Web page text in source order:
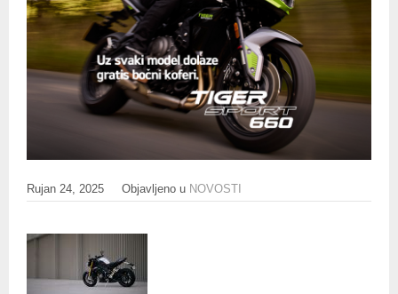
Rujan 24, 2025 Objavljeno u NOVOSTI